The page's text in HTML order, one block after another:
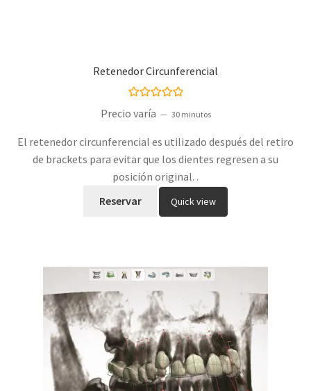
Retenedor Circunferencial
Valorado con
Precio varía 30 minutos
El retenedor circunferencial es utilizado después del retiro
de brackets para evitar que los dientes regresen a su
posición original. .
Reservar
Quick view